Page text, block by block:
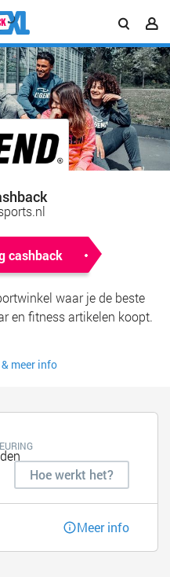
cashback
waar je de beste
en fitness artikelen koopt.
meer info
Hoe werkt het?
Meer info